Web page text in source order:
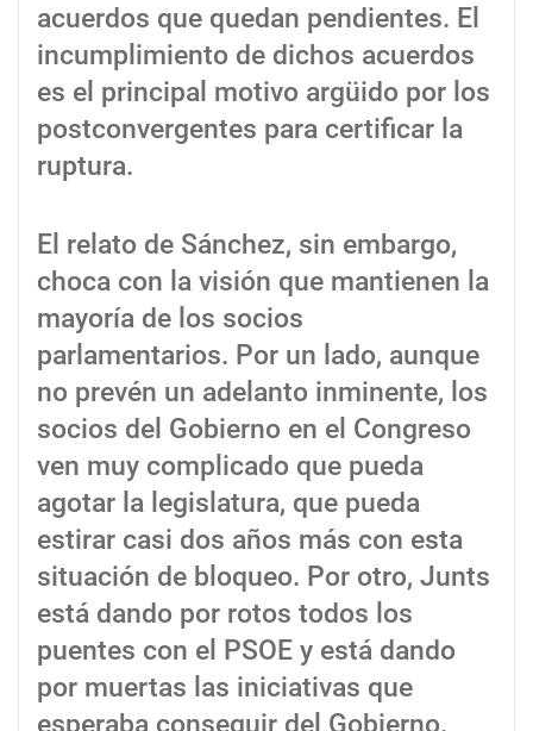
acuerdos que quedan pendientes. El
incumplimiento de dichos acuerdos
es el principal motivo argüido por los
postconvergentes para certificar la
ruptura.
El relato de Sánchez, sin embargo,
choca con la visión que mantienen la
mayoría de los socios
parlamentarios. Por un lado, aunque
no prevén un adelanto inminente, los
socios del Gobierno en el Congreso
ven muy complicado que pueda
agotar la legislatura, que pueda
estirar casi dos años más con esta
situación de bloqueo. Por otro, Junts
está dando por rotos todos los
puentes con el PSOE y está dando
por muertas las iniciativas que
esperaba conseguir del Gobierno.